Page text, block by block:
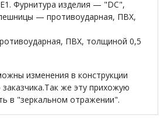
Фурнитура изделия — "DC",
— противоударная, ПВХ,
ПВХ, толщиной 0,5
изменения в конструкции
же эту прихожую
в "зеркальном отражении".